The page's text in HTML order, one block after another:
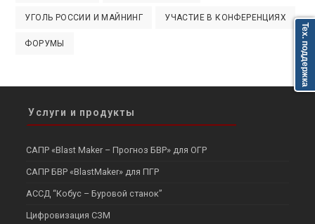
УГОЛЬ РОССИИ И МАЙНИНГ УЧАСТИЕ В КОНФЕРЕНЦИЯХ
ФОРУМЫ
Услуги и продукты
САПР «Blast Maker – Прогноз БВР» для ОГР
САПР БВР «BlastMaker» для ПГР
АССД “Кобус – Буровой станок”
Цифровизация СЗМ
Тех. поддержка